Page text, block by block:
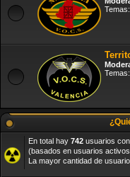
Temas:
Temas:
En total hay 742 usuarios
(basados en usuarios
La mayor cantidad de